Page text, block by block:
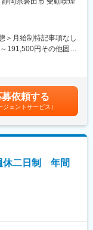
ンジ
からお任せしますの
するため社内で試験
の費用も会社から支
給与へ加算していま
ます。
右するだけではな
様が常に安心・安全
トラブルを未然に防
いった業務は発生し
す。
）8：15～8:14(翌
＞月給制特記事項なし
191,500円その他固定
給(月額)は固定手当を含
募依頼する
ジェントサービス）
休二日制 年間